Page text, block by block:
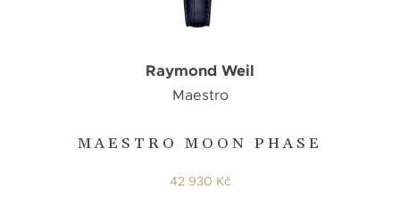
MAESTRO MOON PHASE
Raymond Weil
Maestro
42 930 Kč